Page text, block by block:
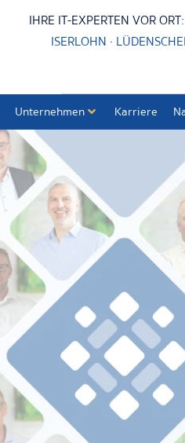
IHRE IT-EXPERTEN VOR ORT:
ISERLOHN ·
Unternehmen Karriere